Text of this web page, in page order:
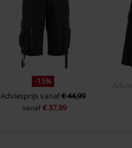
-15%
Adviesprijsvanaf€ 44,99
vanaf€ 37,99